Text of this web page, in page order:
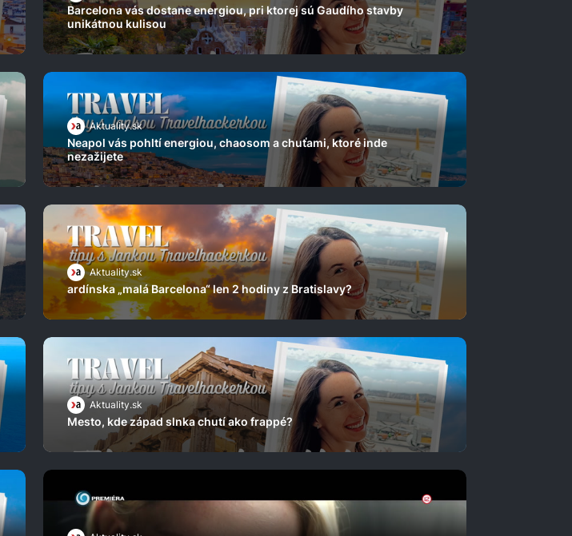
Barcelona vás dostane energiou, pri ktorej sú Gaudího stavby
unikátnou kulisou
Aktuality.sk
Neapol vás pohltí energiou, chaosom a chuťami, ktoré inde
nezažijete
Aktuality.sk
ardínska „malá Barcelona“ len 2 hodiny z Bratislavy?
Aktuality.sk
Mesto, kde západ slnka chutí ako frappé?